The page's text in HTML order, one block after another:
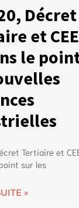
Décret
et
le
Tertiaire et
sur les
»